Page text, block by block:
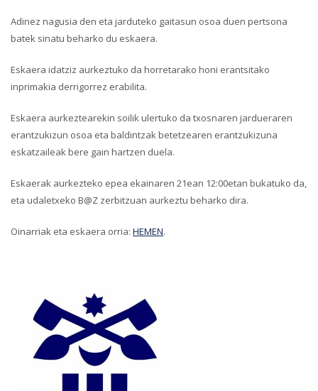
Adinez nagusia den eta jarduteko gaitasun osoa duen pertsona
batek sinatu beharko du eskaera.
Eskaera idatziz aurkeztuko da horretarako honi erantsitako
inprimakia derrigorrez erabilita.
Eskaera aurkeztearekin soilik ulertuko da txosnaren jardueraren
erantzukizun osoa eta baldintzak betetzearen erantzukizuna
eskatzaileak bere gain hartzen duela.
Eskaerak aurkezteko epea ekainaren 21ean 12:00etan bukatuko da,
eta udaletxeko B@Z zerbitzuan aurkeztu beharko dira.
Oinarriak eta eskaera orria: HEMEN.